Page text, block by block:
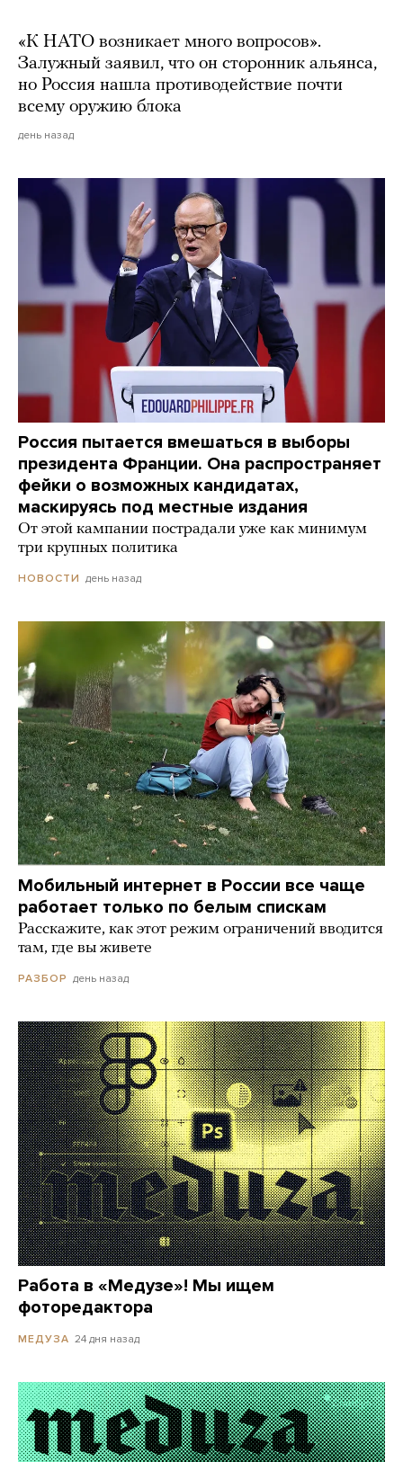
«К НАТО возникает много вопросов».
Залужный заявил, что он сторонник альянса,
но Россия нашла противодействие почти
всему оружию блока
день назад
Россия пытается вмешаться в выборы
президента Франции. Она распространяет
фейки о возможных кандидатах,
маскируясь под местные издания
От этой кампании пострадали уже как минимум
три крупных политика
НОВОСТИ день назад
Мобильный интернет в России все чаще
работает только по белым спискам
Расскажите, как этот режим ограничений вводится
там, где вы живете
РАЗБОР день назад
Работа в «Медузе»! Мы ищем
фоторедактора
МЕДУЗА 24 дня назад